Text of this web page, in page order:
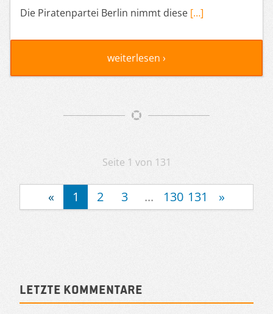
Die Piratenpartei Berlin nimmt diese […]
weiterlesen ›
Artikelnavigation
Seite 1 von 131
« 1 2 3 ... 130 131 »
Sidebar
Letzte Kommentare